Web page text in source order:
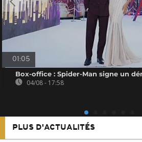
01:05
Box-office : Spider-Man signe un
04/08 - 17:58
PLUS D'ACTUALITÉS